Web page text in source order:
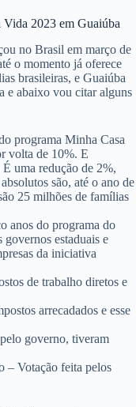
2023 em Guaiúba
no Brasil em março de
o momento já oferece
brasileiras, e Guaiúba
e abaixo vou citar alguns
programa Minha Casa
volta de 10%. E
uma redução de 2%,
são, até o ano de
25 milhões de famílias
anos do programa do
estaduais e
da iniciativa
de trabalho diretos e
arrecadados e esse
governo, tiveram
– Votação feita pelos